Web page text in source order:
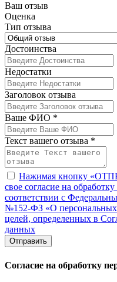
Ваш отзыв
Оценка
Тип отзыва
Достоинства
Недостатки
Заголовок отзыва
Ваше ФИО *
Текст вашего отзыва *
Нажимая кнопку
свое согласие на
соответствии с
№152-ФЗ «О персональных
целей, определенных в
данных
Отправить
Согласие на обработку